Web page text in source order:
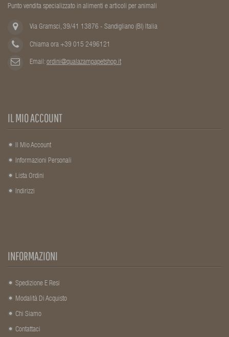
Punto vendita specializzato in alimenti e articoli per animali
Via Gramsci, 39/41 13876 - Sandigliano (BI) Italia
Chiama ora +39 015 2496121
Email: ordini@qualazampapetshop.it
IL MIO ACCOUNT
Il Mio Account
Informazioni Personali
Lista Ordini
Indirizzi
INFORMAZIONI
Spedizione E Resi
Modalità Di Acquisto
Chi Siamo
Contattaci